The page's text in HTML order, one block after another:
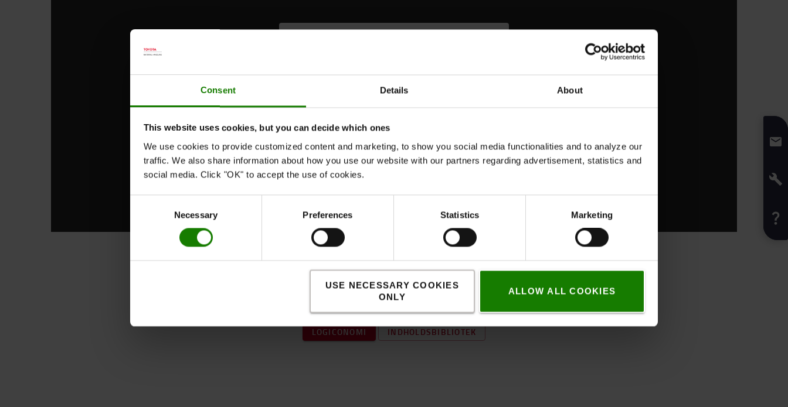
Consent Details About
This website uses cookies, but you can decide which ones
We use cookies to provide customized content and marketing, to show you social media functionalities and to analyze our
traffic. We also share information about how you use our website with our partners regarding advertisement, statistics and
social media. Click "OK" to accept the use of cookies.
Necessary Preferences Statistics Marketing
USE NECESSARY COOKIES
ONLY
ALLOW ALL COOKIES
Fandt du dette interessant?
Lær mere om Logiconomi eller udforsk vores indholdsbibliotek.
LOGICONOMI INDHOLDSBIBLIOTEK